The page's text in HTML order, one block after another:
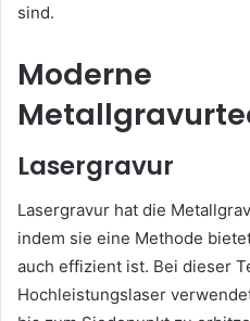
sind.
Moderne
Lasergravur
Lasergravur hat die
indem sie eine Methode
auch effizient ist. Bei dieser
Hochleistungslaser